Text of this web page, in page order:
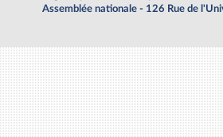
Assemblée nationale - 126 Rue de